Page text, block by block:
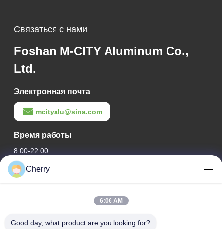
Связаться с нами
Foshan M-CITY Aluminum Co.,
Ltd.
Электронная почта
mcityalu@sina.com
Время работы
8:00-22:00
Наш адрес
Индустриальный парк Хегуи, Лишуй, Наньхай Фошань
Cherry
6:06 AM
Good day, what product are you looking for?